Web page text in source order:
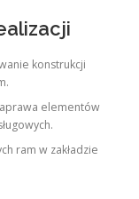
konstrukcji
elementów
ram w zakładzie